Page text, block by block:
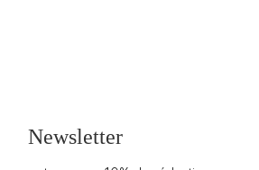
Newsletter